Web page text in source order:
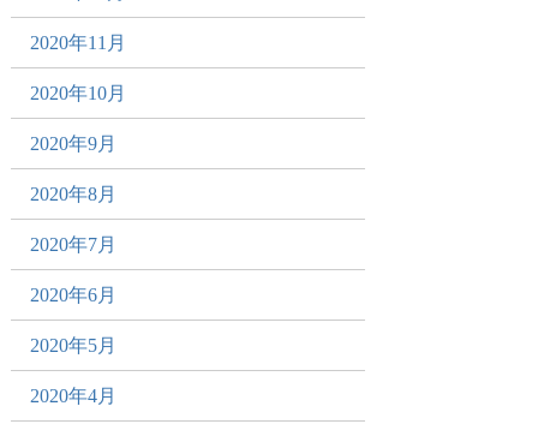
2020年11月
2020年10月
2020年9月
2020年8月
2020年7月
2020年6月
2020年5月
2020年4月